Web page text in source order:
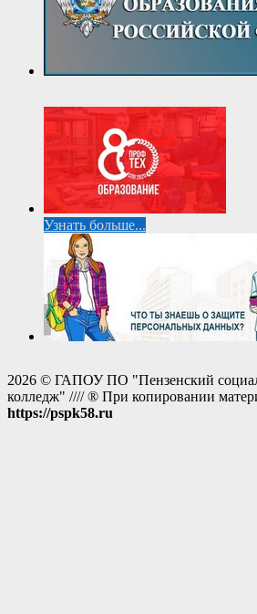
Узнать больше...
2026 © ГАПОУ ПО "Пензенский
колледж" //// ® При копировании
https://pspk58.ru